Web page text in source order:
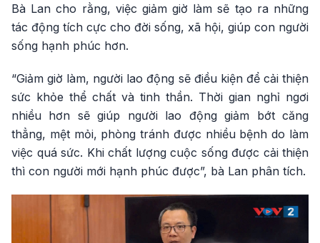
Bà Lan cho rằng, việc giảm giờ làm sẽ tạo ra những
tác động tích cực cho đời sống, xã hội, giúp con người
sống hạnh phúc hơn.
“Giảm giờ làm, người lao động sẽ điều kiện để cải thiện
sức khỏe thể chất và tinh thần. Thời gian nghỉ ngơi
nhiều hơn sẽ giúp người lao động giảm bớt căng
thẳng, mệt mỏi, phòng tránh được nhiều bệnh do làm
việc quá sức. Khi chất lượng cuộc sống được cải thiện
thì con người mới hạnh phúc được”, bà Lan phân tích.